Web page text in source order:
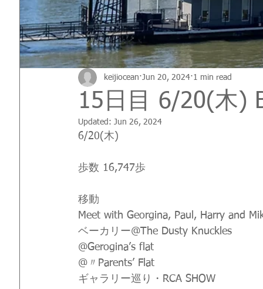
15日目 6/20(木)
keijiocean Jun 20, 2024 1 min read
Updated: Jun 26, 2024
6/20(木)
歩数 16,747歩
移動
Meet with Georgina, Paul, Harry and
ベーカリー@The Dusty Knuckles
@Gerogina’s flat
@〃Parents’ Flat
ギャラリー巡り・RCA SHOW